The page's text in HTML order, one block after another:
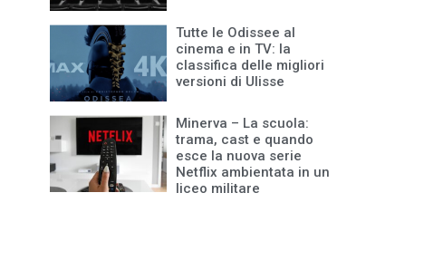
Tutte le Odissee al
cinema e in TV: la
classifica delle migliori
versioni di Ulisse
Minerva – La scuola:
trama, cast e quando
esce la nuova serie
Netflix ambientata in un
liceo militare